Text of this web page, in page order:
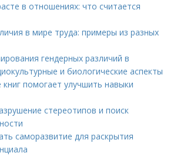
в отношениях: что считается
в мире труда: примеры из разных
гендерных различий в
и биологические аспекты
помогает улучшить навыки
стереотипов и поиск
саморазвитие для раскрытия